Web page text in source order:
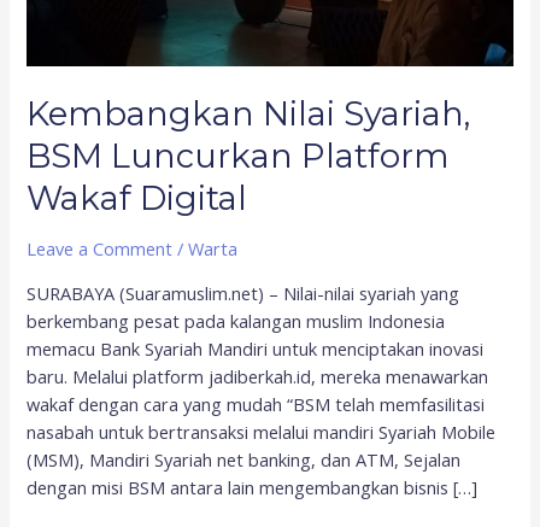
Kembangkan Nilai Syariah,
BSM Luncurkan Platform
Wakaf Digital
Leave a Comment /Warta
SURABAYA (Suaramuslim.net) – Nilai-nilai syariah yang
berkembang pesat pada kalangan muslim Indonesia
memacu Bank Syariah Mandiri untuk menciptakan inovasi
baru. Melalui platform jadiberkah.id, mereka menawarkan
wakaf dengan cara yang mudah “BSM telah memfasilitasi
nasabah untuk bertransaksi melalui mandiri Syariah Mobile
(MSM), Mandiri Syariah net banking, dan ATM, Sejalan
dengan misi BSM antara lain mengembangkan bisnis […]